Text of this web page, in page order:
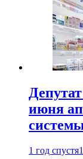
июня
1 год спустя